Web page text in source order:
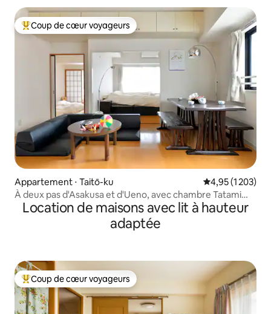
Coups de cœur voyageurs les plus appréciés
Coup de cœur voyageurs
Appartement ⋅ Taitō-ku Évaluation
4,95 (1 203)
À deux pas d'Asakusa et d'Ueno, avec chambre Tatami
n° 1-5, n° 2...
Location de maisons avec lit à hauteur
adaptée
Coups de cœur voyageurs les plus appréciés
Coup de cœur voyageurs